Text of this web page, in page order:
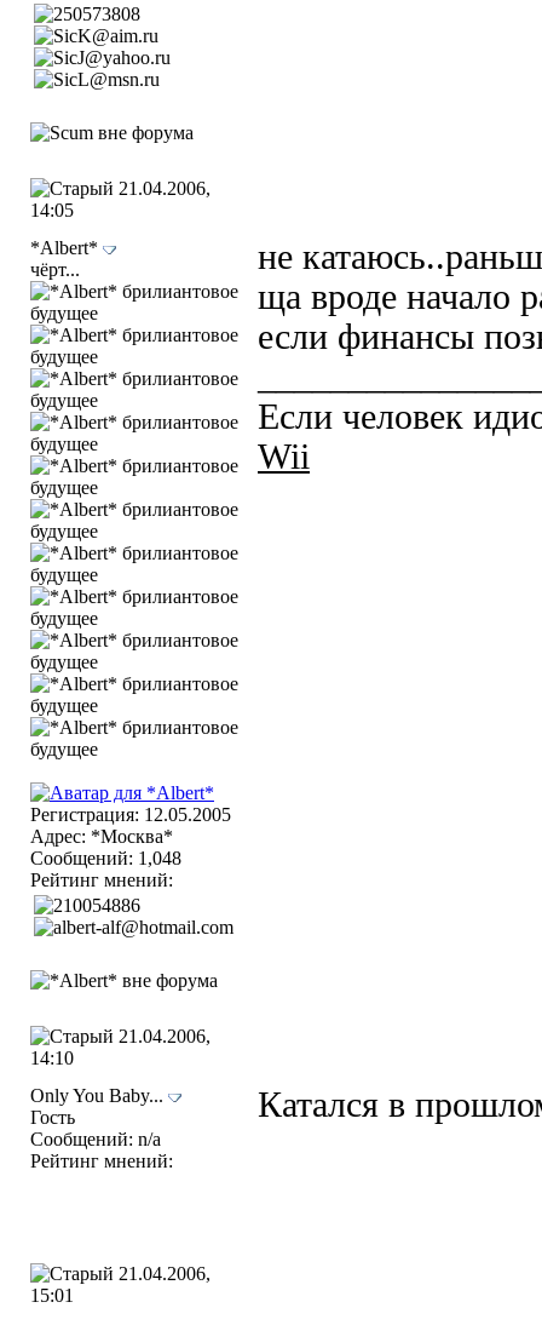
21.04.2006,
14:05
*Albert*
чёрт...
Регистрация: 12.05.2005
Адрес: *Москва*
Сообщений: 1,048
Рейтинг мнений:
не
ща вроде начало
если финансы
Если человек
Wii
21.04.2006,
14:10
Only You Baby...
Гость
Сообщений: n/a
Рейтинг мнений:
Катался в
21.04.2006,
15:01